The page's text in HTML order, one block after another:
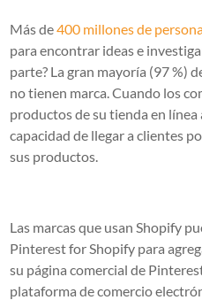
Más de400 millones de
para encontrar ideas e
parte? La gran mayoría (97 %)
no tienen marca. Cuando los
productos de su tienda en
capacidad de llegar a clientes
sus productos.
Las marcas que usan Shopify
Pinterest for Shopify para
su página comercial de
plataforma de comercio